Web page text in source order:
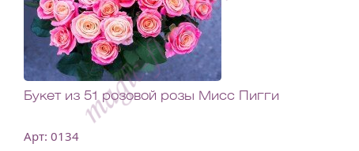
Букет из 51 розовой розы Мисс Пигги
Арт: 0134